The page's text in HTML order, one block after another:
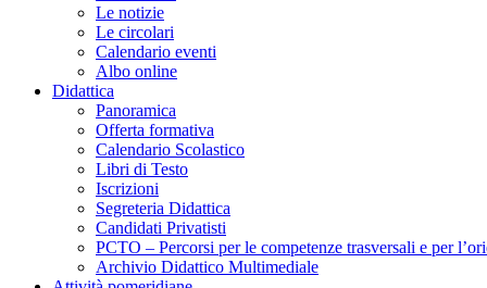
Le notizie
Le circolari
Calendario eventi
Albo online
Didattica
Panoramica
Offerta formativa
Calendario Scolastico
Libri di Testo
Iscrizioni
Segreteria Didattica
Candidati Privatisti
PCTO – Percorsi per le competenze trasversali e per
Archivio Didattico Multimediale